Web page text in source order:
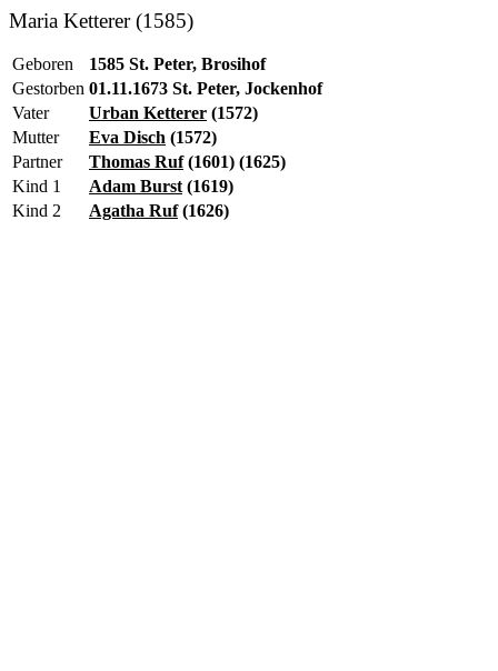
Maria Ketterer (1585)
Geboren
1585 St. Peter, Brosihof
Gestorben 01.11.1673 St. Peter, Jockenhof
Vater
Urban Ketterer (1572)
Mutter
Eva Disch (1572)
Partner
Thomas Ruf(1601) (1625)
Kind 1
Adam Burst (1619)
Kind 2
Agatha Ruf(1626)